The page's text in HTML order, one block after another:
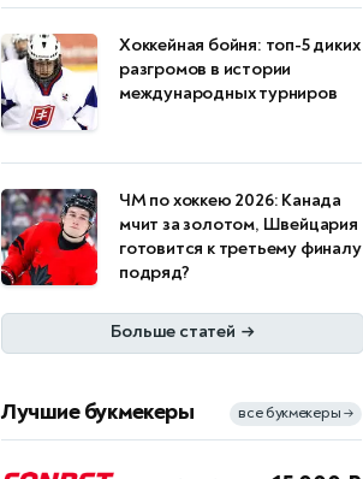
Хоккейная бойня: топ-5 диких
разгромов в истории
международных турниров
ЧМ по хоккею 2026: Канада
мчит за золотом, Швейцария
готовится к третьему финалу
подряд?
Больше статей →
Лучшие букмекеры все букмекеры →